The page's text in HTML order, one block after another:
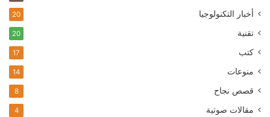
أخبار التكنولوجيا 20
تقنية 20
كتب 17
منوعات 14
قصص نجاح 8
مقالات صوتية 4